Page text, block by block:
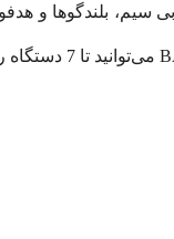
سیم، بلندگوها و